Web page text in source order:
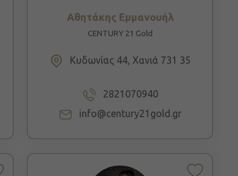
Αθητάκης Εμμανουήλ
CENTURY 21 Gold
Κυδωνίας 44, Χανιά 731 35
2821070940
info@century21gold.gr